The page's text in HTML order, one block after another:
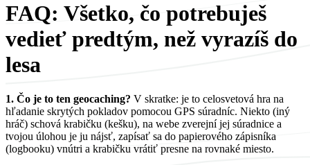
FAQ: Všetko, čo potrebuješ
vedieť predtým, než vyrazíš do
lesa
1. Čo je to ten geocaching? V skratke: je to celosvetová hra na
hľadanie skrytých pokladov pomocou GPS súradníc. Niekto (iný
hráč) schová krabičku (kešku), na webe zverejní jej súradnice a
tvojou úlohou je ju nájsť, zapísať sa do papierového zápisníka
(logbooku) vnútri a krabičku vrátiť presne na rovnaké miesto.